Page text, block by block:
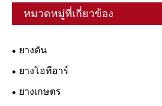
หมวดหมู่ที่เกี่ยวข้อง
ยางตัน
ยางโอทีอาร์
ยางเกษตร